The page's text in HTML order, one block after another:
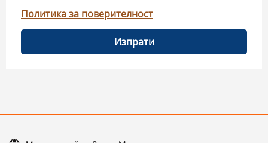
Политика за поверителност
Изпрати